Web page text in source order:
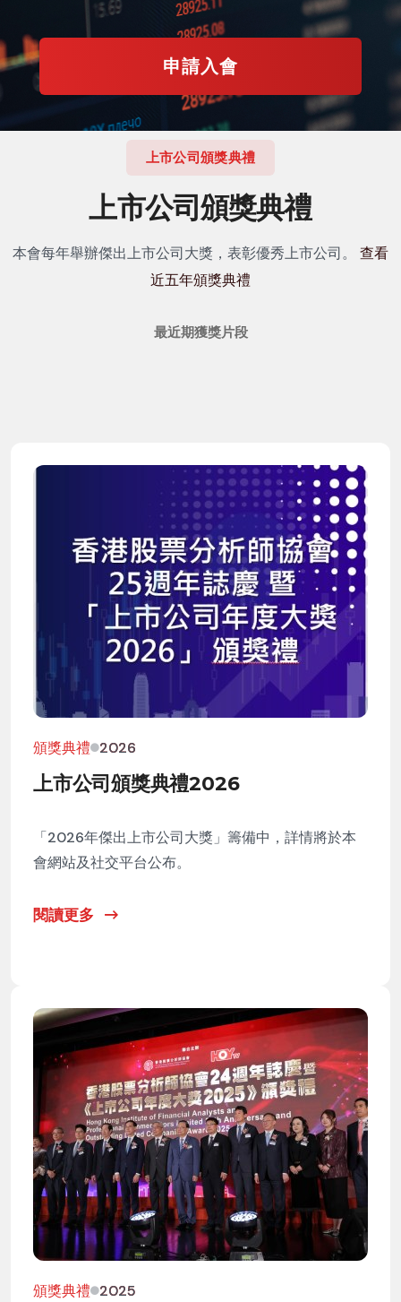
申請入會
上市公司頒獎典禮
上市公司頒獎典禮
本會每年舉辦傑出上市公司大獎，表彰優秀上市公司。 查看
近五年頒獎典禮
最近期獲獎片段
頒獎典禮 2026
上市公司頒獎典禮2026
「2026年傑出上市公司大獎」籌備中，詳情將於本
會網站及社交平台公布。
閱讀更多
頒獎典禮 2025